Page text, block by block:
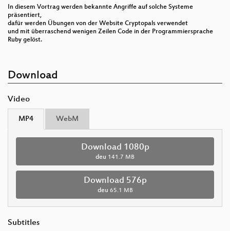
In diesem Vortrag werden bekannte Angriffe auf solche Systeme
präsentiert,
dafür werden Übungen von der Website Cryptopals verwendet
und mit überraschend wenigen Zeilen Code in der Programmiersprache
Ruby gelöst.
Download
Video
MP4 WebM
Download 1080p
deu 141.7 MB
Download 576p
deu 65.1 MB
Subtitles